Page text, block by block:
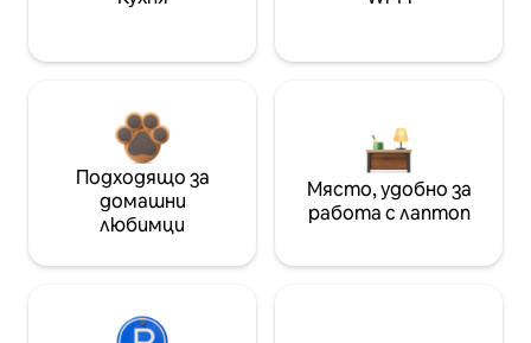
Подходящо за
домашни
любимци
Място, удобно за
работа с лаптоп